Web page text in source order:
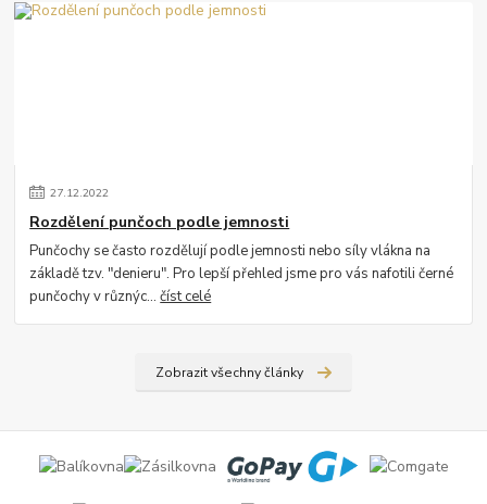
27.12.2022
Rozdělení punčoch podle jemnosti
Punčochy se často rozdělují podle jemnosti nebo síly vlákna na
základě tzv. "denieru". Pro lepší přehled jsme pro vás nafotili černé
punčochy v různýc...číst celé
Zobrazit všechny články